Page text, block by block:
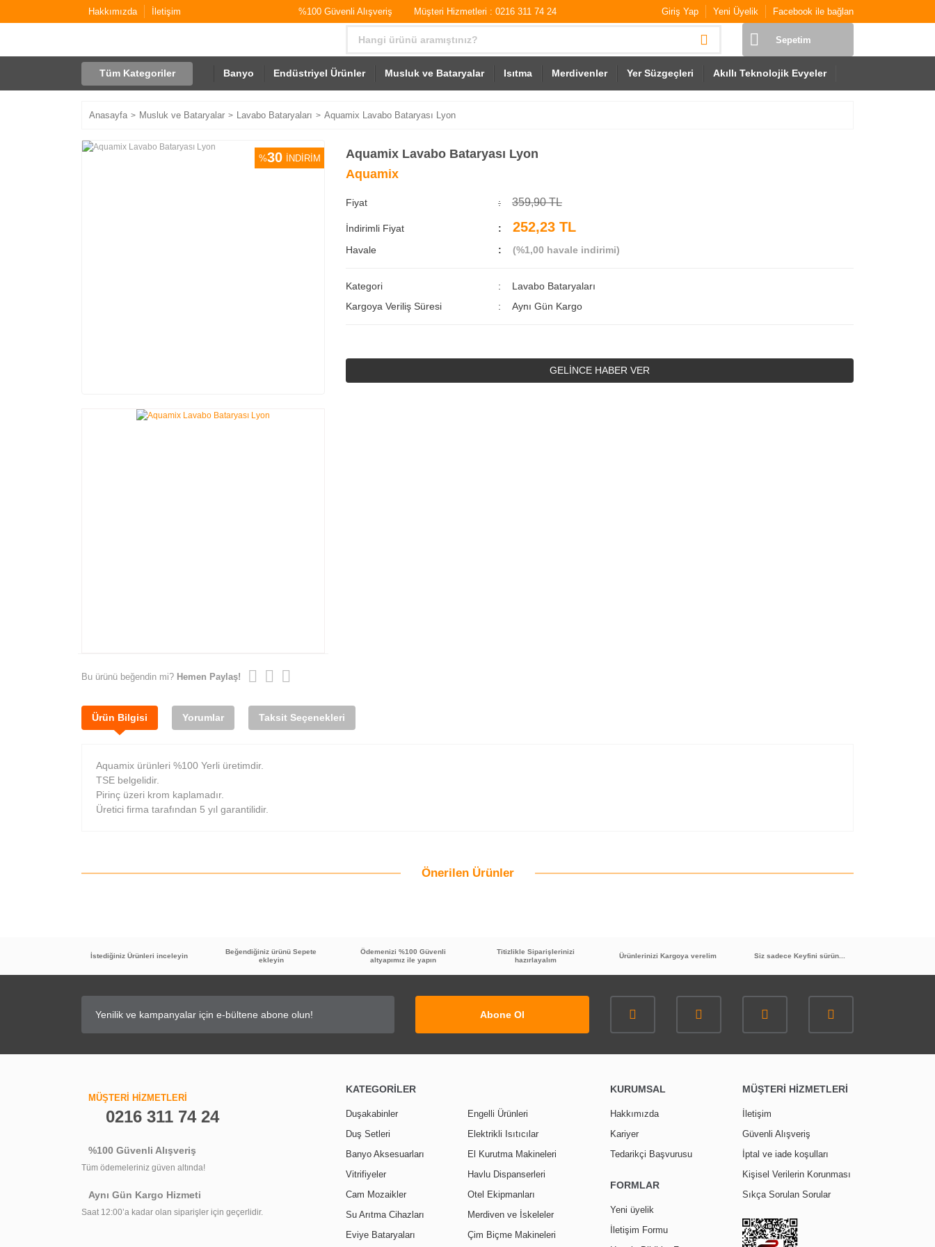
Hakkımızda İletişim %100 Güvenli Alışveriş Müşteri Hizmetleri : 0216 311 74 24 Giriş Yap Yeni Üyelik Facebook ile bağlan
Sepetim
Tüm Kategoriler Banyo Endüstriyel Ürünler Musluk ve Bataryalar Isıtma Merdivenler Yer Süzgeçleri Akıllı Teknolojik Evyeler
Anasayfa Musluk ve Bataryalar Lavabo Bataryaları Aquamix Lavabo Bataryası Lyon
%30 İNDİRİM
Bu ürünü beğendin mi? Hemen Paylaş!
Aquamix Lavabo Bataryası Lyon
Aquamix
Fiyat 359,90 TL
İndirimli Fiyat 252,23 TL
Havale (%1,00 havale indirimi)
Kategori
Lavabo Bataryaları
Kargoya Veriliş Süresi
Aynı Gün Kargo
GELİNCE HABER VER
Ürün Bilgisi Yorumlar Taksit Seçenekleri
Aquamix ürünleri %100 Yerli üretimdir.
TSE belgelidir.
Pirinç üzeri krom kaplamadır.
Üretici firma tarafından 5 yıl garantilidir.
Bu ürüne ilk yorumu siz yapın!
Önerilen Ürünler
516,00 TL
GPD Batarya Temizleyici ve Parlatıcı
409,90 TL
136,90 TL
TÜKENDİ
İstediğiniz Ürünleri inceleyin
Beğendiğiniz ürünü Sepete
ekleyin
Ödemenizi %100 Güvenli
altyapımız ile yapın
Titizlikle Siparişlerinizi
hazırlayalım
Ürünlerinizi Kargoya verelim Siz sadece Keyfini sürün...
Abone Ol
MÜŞTERİ HİZMETLERİ
0216 311 74 24
%100 Güvenli Alışveriş
Tüm ödemeleriniz güven altında!
Aynı Gün Kargo Hizmeti
Saat 12:00’a kadar olan siparişler için geçerlidir.
KATEGORİLER
Duşakabinler
Duş Setleri
Banyo Aksesuarları
Vitrifiyeler
Cam Mozaikler
Su Arıtma Cihazları
Eviye Bataryaları
Engelli Ürünleri
Elektrikli Isıtıcılar
El Kurutma Makineleri
Havlu Dispanserleri
Otel Ekipmanları
Merdiven ve İskeleler
Çim Biçme Makineleri
KURUMSAL
Hakkımızda
Kariyer
Tedarikçi Başvurusu
FORMLAR
Yeni üyelik
İletişim Formu
MÜŞTERİ HİZMETLERİ
İletişim
Güvenli Alışveriş
İptal ve iade koşulları
Kişisel Verilerin Korunması
Sıkça Sorulan Sorular